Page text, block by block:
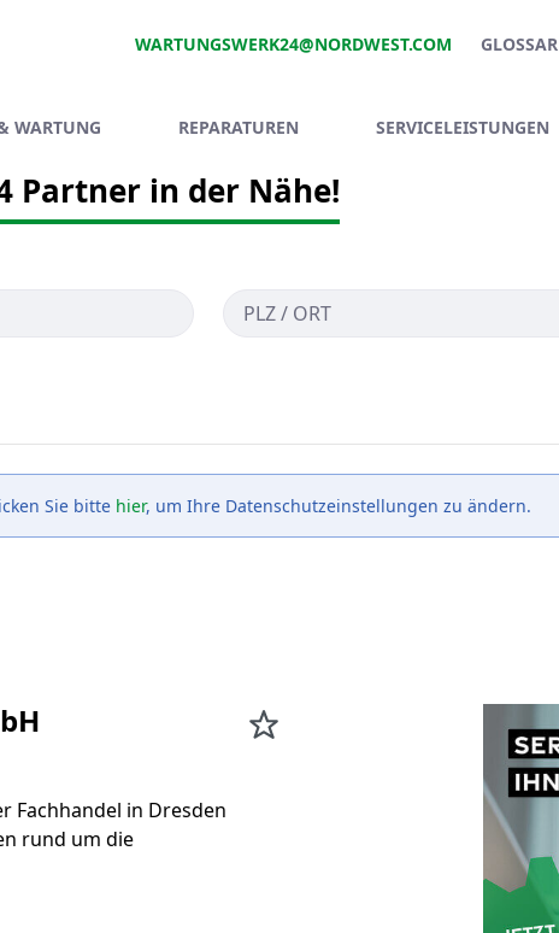
WARTUNGSWERK24@NORDWEST.COM GLOSSAR
WARTUNG REPARATUREN SERVICELEISTUNGEN
Partner in der Nähe!
Sie bitte hier, um Ihre Datenschutzeinstellungen zu ändern.
Fachhandel in Dresden
rund um die